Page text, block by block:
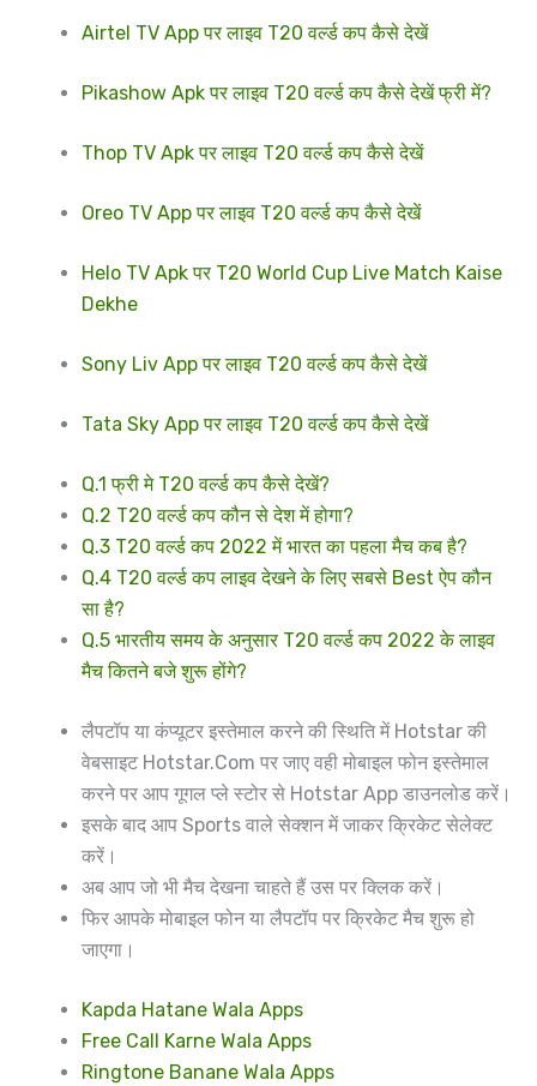
Airtel TV App पर लाइव T20 वर्ल्ड कप कैसे देखें
Pikashow Apk पर लाइव T20 वर्ल्ड कप कैसे देखें फ्री में?
Thop TV Apk पर लाइव T20 वर्ल्ड कप कैसे देखें
Oreo TV App पर लाइव T20 वर्ल्ड कप कैसे देखें
Helo TV Apk पर T20 World Cup Live Match Kaise
Dekhe
Sony Liv App पर लाइव T20 वर्ल्ड कप कैसे देखें
Tata Sky App पर लाइव T20 वर्ल्ड कप कैसे देखें
Q.1 फ्री मे T20 वर्ल्ड कप कैसे देखें?
Q.2 T20 वर्ल्ड कप कौन से देश में होगा?
Q.3 T20 वर्ल्ड कप 2022 में भारत का पहला मैच कब है?
Q.4 T20 वर्ल्ड कप लाइव देखने के लिए सबसे Best ऐप कौन
सा है?
Q.5 भारतीय समय के अनुसार T20 वर्ल्ड कप 2022 के लाइव
मैच कितने बजे शुरू होंगे?
लैपटॉप या कंप्यूटर इस्तेमाल करने की स्थिति में Hotstar की
वेबसाइट Hotstar.Com पर जाए वही मोबाइल फोन इस्तेमाल
करने पर आप गूगल प्ले स्टोर से Hotstar App डाउनलोड करें।
इसके बाद आप Sports वाले सेक्शन में जाकर क्रिकेट सेलेक्ट
करें।
अब आप जो भी मैच देखना चाहते हैं उस पर क्लिक करें।
फिर आपके मोबाइल फोन या लैपटॉप पर क्रिकेट मैच शुरू हो
जाएगा।
Kapda Hatane Wala Apps
Free Call Karne Wala Apps
Ringtone Banane Wala Apps